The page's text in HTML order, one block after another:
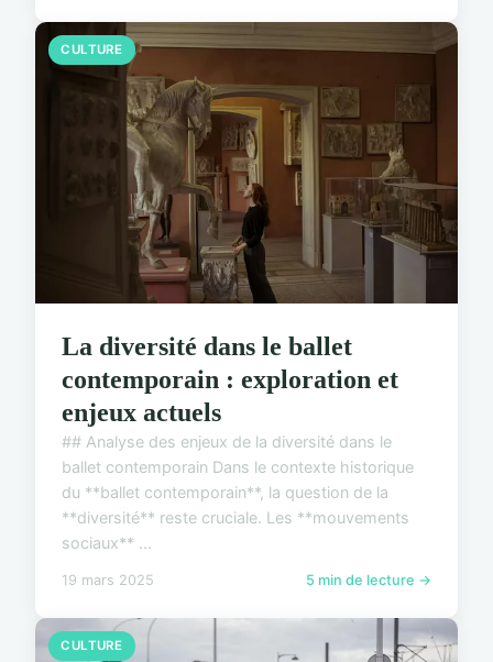
CULTURE
La diversité dans le ballet
contemporain : exploration et
enjeux actuels
## Analyse des enjeux de la diversité dans le
ballet contemporain Dans le contexte historique
du **ballet contemporain**, la question de la
**diversité** reste cruciale. Les **mouvements
sociaux** ...
19 mars 2025 5 min de lecture →
CULTURE